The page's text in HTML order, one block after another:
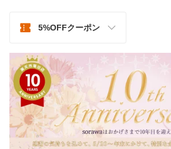
5%OFFクーポン